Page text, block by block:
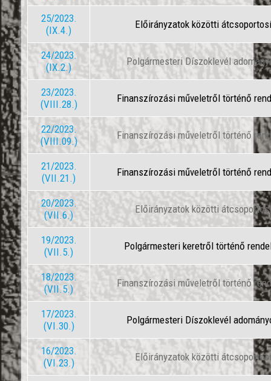
25/2023.
(IX.4.)
Előirányzatok közötti
24/2023.
(IX.2.)
Polgármesteri Díszoklevél
23/2023.
(VIII.28.)
Finanszírozási műveletről történő
22/2023.
(VIII.09.)
Finanszírozási műveletről történő
21/2023.
(VII.21.)
Finanszírozási műveletről történő
20/2023.
(VII.6.)
Előirányzatok közötti
19/2023.
(VII.5.)
Polgármesteri keretről történő
18/2023.
(VII.5.)
Finanszírozási műveletről történő
17/2023.
(VI.30.)
Polgármesteri Díszoklevél
16/2023.
(VI.23.)
Előirányzatok közötti